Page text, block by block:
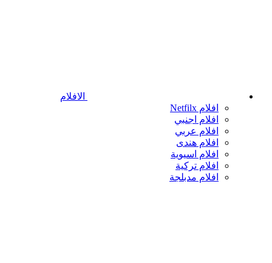
الافلام
افلام Netfilx
افلام اجنبي
افلام عربي
افلام هندى
افلام اسيوية
افلام تركية
افلام مدبلجة